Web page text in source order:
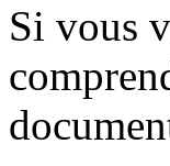
Si vous